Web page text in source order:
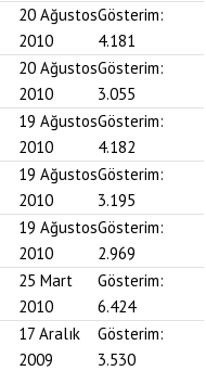
20 Ağustos
2010
Gösterim:
4.181
20 Ağustos
2010
Gösterim:
3.055
19 Ağustos
2010
Gösterim:
4.182
19 Ağustos
2010
Gösterim:
3.195
19 Ağustos
2010
Gösterim:
2.969
25 Mart
2010
Gösterim:
6.424
17 Aralık
2009
Gösterim:
3.530